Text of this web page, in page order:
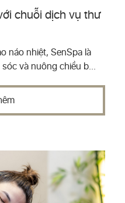
chuỗi dịch vụ thư
náo nhiệt, SenSpa là
và nuông chiều b...